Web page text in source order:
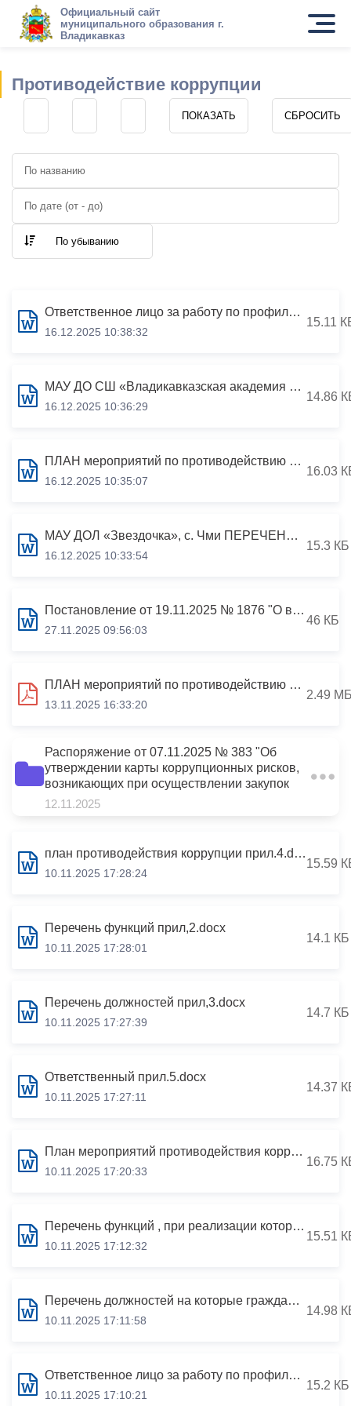
Официальный сайт
муниципального образования г.
Владикавказ
Противодействие коррупции
По убыванию
Ответственное лицо за работу по профилактике коррупционных и иных правонарушений в МАУ ДО СШ «Владикавказская академия спорта»:
16.12.2025 10:38:32
15.11
МАУ ДО СШ «Владикавказская академия спорта» Перечень должностей, при назначении на которые и при замещении которых граждане обязаны представлять сведения о своих доходах, об имуществе и обязательствах имущественного характера
16.12.2025 10:36:29
14.86
ПЛАН мероприятий по противодействию коррупции МАУ ДОЛ «Звездочка», с. Чми на 2025 год.
16.12.2025 10:35:07
16.03
МАУ ДОЛ «Звездочка», с. Чми ПЕРЕЧЕНЬ функций, при реализации которых наиболее вероятно возникновение коррупции.
16.12.2025 10:33:54
15.3 КБ
Постановление от 19.11.2025 № 1876 "О внесении изменений в постановление АМС г.Владикавказа от 04.12.2020 №833 «Об утверждении Порядка рассмотрения вопросов правоприменительной практики в целях профилактики коррупции»
27.11.2025 09:56:03
46 КБ
ПЛАН мероприятий по противодействию коррупции муниципального казенного учреждения "Проектный офис города Владикавказа" на 2025 год
13.11.2025 16:33:20
2.49
Распоряжение от 07.11.2025 № 383 "Об
утверждении карты коррупционных рисков,
возникающих при осуществлении закупок
товаров, работ, услуг для обеспечения
12.11.2025
план противодействия коррупции прил.4.docx
10.11.2025 17:28:24
15.59
Перечень функций прил,2.docx
10.11.2025 17:28:01
14.1 КБ
Перечень должностей прил,3.docx
10.11.2025 17:27:39
14.7 КБ
Ответственный прил.5.docx
10.11.2025 17:27:11
14.37
План мероприятий противодействия коррупции вМАУ ДО СШ «Владикавказская академия спорта» 2025г.docx
10.11.2025 17:20:33
16.75
Перечень функций , при реализации которых наиболее вероятно возникновение коррупции в МАУ ДО СШ «Владикавказская академия спорта» 2025 г.docx
10.11.2025 17:12:32
15.51
Перечень должностей на которые граждане обязаны предоставить сведения о доходах в МАУ ДОЛ ЗВЕЗДОЧКА 2025 г.docx
10.11.2025 17:11:58
14.98
Ответственное лицо за работу по профилактике коррупционных и иных правонарушений в МАУ ДОЛ ЗВЕЗДОЧКА 2025г..docx
10.11.2025 17:10:21
15.2 КБ